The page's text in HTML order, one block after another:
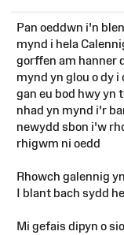
Pan oeddwn i'n
mynd i hela
gorffen am hanner
mynd yn glou o dy
gan eu bod hwy yn
nhad yn mynd i'r
newydd sbon i'w
rhigwm ni oedd
Rhowch galennig
I blant bach sydd
Mi gefais dipyn o